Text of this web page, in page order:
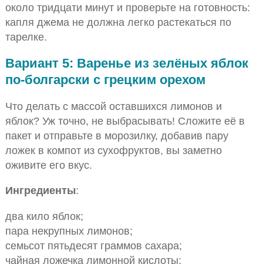
около тридцати минут и проверьте на готовность:
капля джема не должна легко растекаться по
тарелке.
Вариант 5: Варенье из зелёных яблок
по-болгарски с грецким орехом
Что делать с массой оставшихся лимонов и
яблок? Уж точно, не выбрасывать! Сложите её в
пакет и отправьте в морозилку, добавив пару
ложек в компот из сухофруктов, вы заметно
оживите его вкус.
Ингредиенты:
два кило яблок;
пара некрупных лимонов;
семьсот пятьдесят граммов сахара;
чайная ложечка лимонной кислоты;